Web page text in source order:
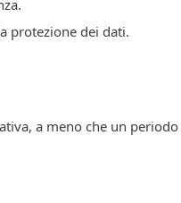
protezione dei dati.
a meno che un